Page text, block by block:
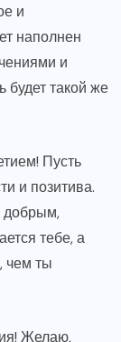
и
наполнен
и
такой же
Пусть
и позитива.
добрым,
тебе, а
чем ты
Желаю,